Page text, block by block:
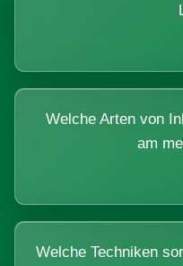
Welche Arten von
am
Welche Techniken